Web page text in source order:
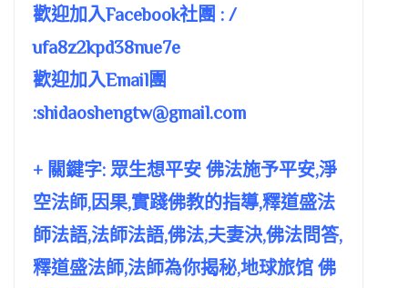
歡迎加入Facebook社團 : /
ufa8z2kpd38nue7e
歡迎加入Email團
:shidaoshengtw@gmail.com
+ 關鍵字: 眾生想平安 佛法施予平安,淨
空法師,因果,實踐佛教的指導,釋道盛法
師法語,法師法語,佛法,夫妻決,佛法問答,
釋道盛法師,法師為你揭秘,地球旅馆 佛